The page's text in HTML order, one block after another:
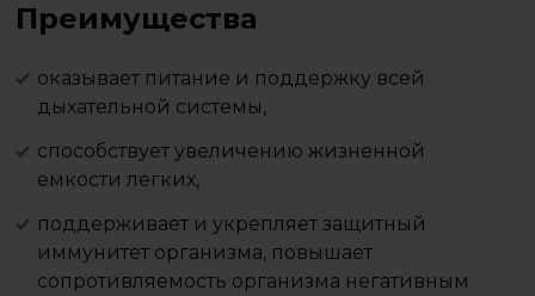
Преимущества
оказывает питание и поддержку всей
дыхательной системы,
способствует увеличению жизненной
емкости легких,
поддерживает и укрепляет защитный
иммунитет организма, повышает
сопротивляемость организма негативным